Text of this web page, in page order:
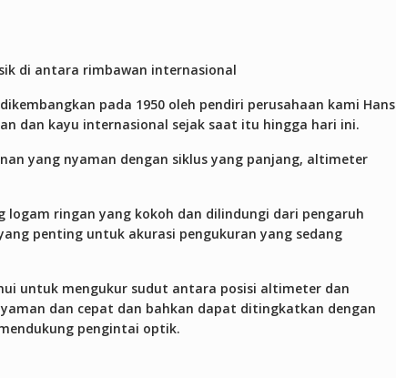
di antara rimbawan internasional
pada 1950 oleh pendiri perusahaan kami Hans
dan kayu internasional sejak saat itu hingga hari ini.
yang nyaman dengan siklus yang panjang, altimeter
ringan yang kokoh dan dilindungi dari pengaruh
penting untuk akurasi pengukuran yang sedang
untuk mengukur sudut antara posisi altimeter dan
dan cepat dan bahkan dapat ditingkatkan dengan
pengintai optik.